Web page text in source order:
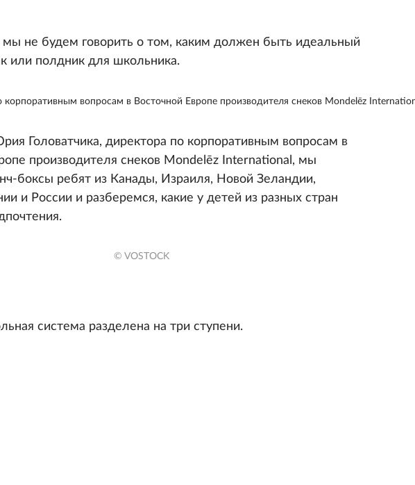
мы не будем говорить о том, каким должен быть идеальный
или полдник для школьника.
вопросам в Восточной Европе производителя снеков Mondelēz
Головатчика, директора по корпоративным вопросам в
производителя снеков Mondelēz International, мы
боксы ребят из Канады, Израиля, Новой Зеландии,
и России и разберемся, какие у детей из разных стран
© VOSTOCK
система разделена на три ступени.